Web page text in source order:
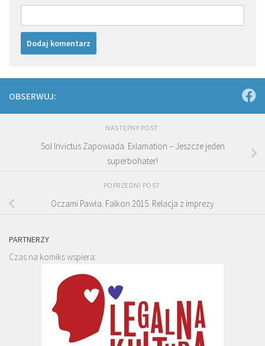
OBSERWUJ:
NASTĘPNY POST
Sol Invictus Zapowiada. Exlamation – Jeszcze jeden
superbohater!
POPRZEDNI POST
Oczami Pawła. Falkon 2015. Relacja z imprezy
PARTNERZY
Czas na komiks wspiera: